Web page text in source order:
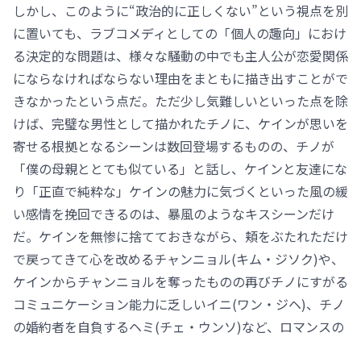
しかし、このように“政治的に正しくない”という視点を別
に置いても、ラブコメディとしての「個人の趣向」におけ
る決定的な問題は、様々な騒動の中でも主人公が恋愛関係
にならなければならない理由をまともに描き出すことがで
きなかったという点だ。ただ少し気難しいといった点を除
けば、完璧な男性として描かれたチノに、ケインが思いを
寄せる根拠となるシーンは数回登場するものの、チノが
「僕の母親ととても似ている」と話し、ケインと友達にな
り「正直で純粋な」ケインの魅力に気づくといった風の緩
い感情を挽回できるのは、暴風のようなキスシーンだけ
だ。ケインを無惨に捨てておきながら、頬をぶたれただけ
で戻ってきて心を改めるチャンニョル(キム・ジソク)や、
ケインからチャンニョルを奪ったものの再びチノにすがる
コミュニケーション能力に乏しいイニ(ワン・ジヘ)、チノ
の婚約者を自負するヘミ(チェ・ウンソ)など、ロマンスの